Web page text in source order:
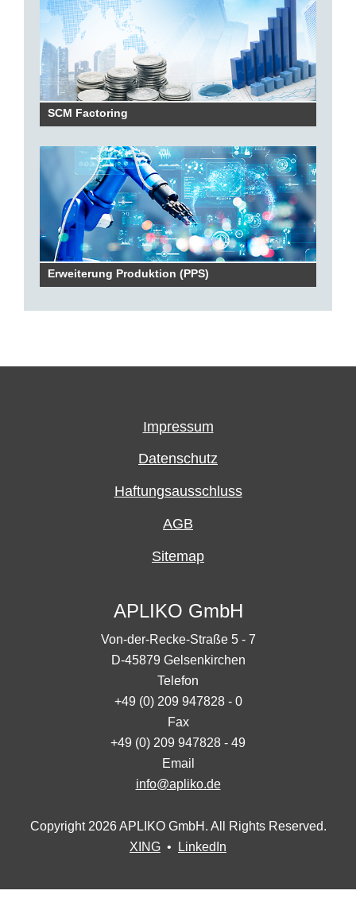
SCM Factoring
Erweiterung Produktion (PPS)
Impressum
Datenschutz
Haftungsausschluss
AGB
Sitemap
APLIKO GmbH
Von-der-Recke-Straße 5 - 7
D-45879 Gelsenkirchen
Telefon
+49 (0) 209 947828 - 0
Fax
+49 (0) 209 947828 - 49
Email
info@apliko.de
Copyright 2026 APLIKO GmbH. All Rights Reserved.
XING • LinkedIn